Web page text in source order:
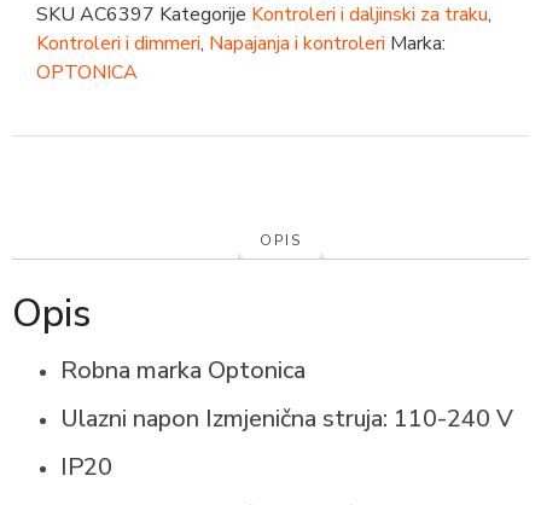
SKU AC6397 Kategorije Kontroleri i daljinski za traku,
Kontroleri i dimmeri, Napajanja i kontroleri Marka:
OPTONICA
OPIS
Opis
Robna marka Optonica
Ulazni napon Izmjenična struja: 110-240 V
IP20